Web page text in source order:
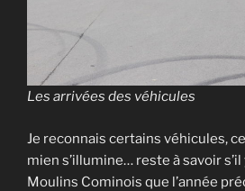
Les arrivées des véhicules
Je reconnais certains véhicules,
mien s’illumine… reste à savoir
Moulins Cominois que l’année